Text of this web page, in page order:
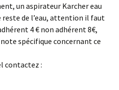
un aspirateur Karcher eau
reste de l’eau, attention il faut
4 € non adhérent 8€,
spécifique concernant ce
contactez :